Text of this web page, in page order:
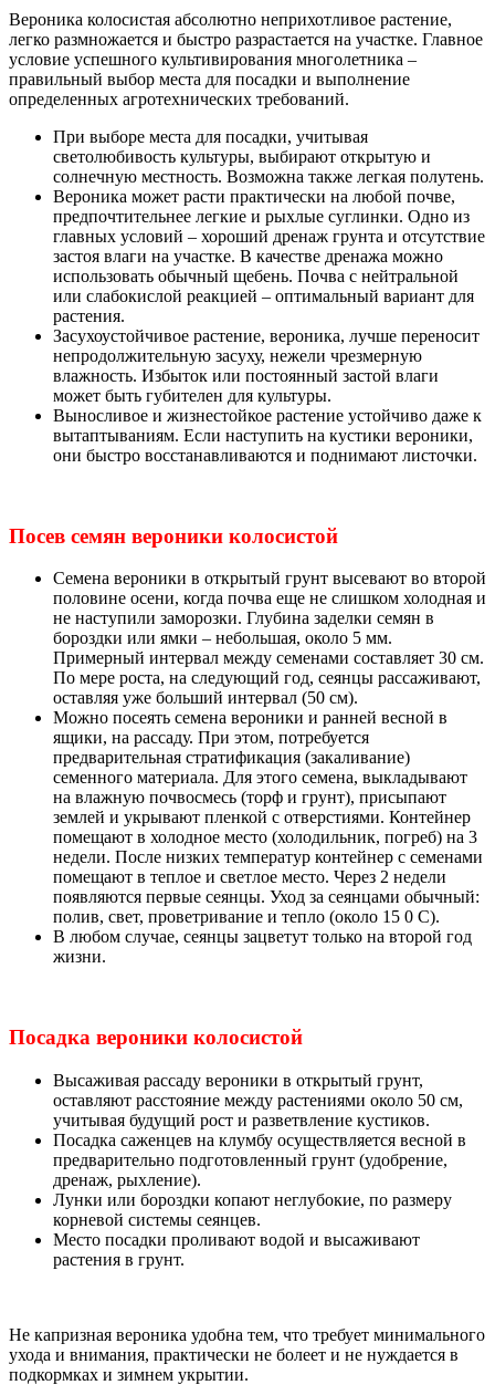
Вероника колосистая абсолютно неприхотливое растение,
легко размножается и быстро разрастается на участке. Главное
условие успешного культивирования многолетника –
правильный выбор места для посадки и выполнение
определенных агротехнических требований.
При выборе места для посадки, учитывая
светолюбивость культуры, выбирают открытую и
солнечную местность. Возможна также легкая полутень.
Вероника может расти практически на любой почве,
предпочтительнее легкие и рыхлые суглинки. Одно из
главных условий – хороший дренаж грунта и отсутствие
застоя влаги на участке. В качестве дренажа можно
использовать обычный щебень. Почва с нейтральной
или слабокислой реакцией – оптимальный вариант для
растения.
Засухоустойчивое растение, вероника, лучше переносит
непродолжительную засуху, нежели чрезмерную
влажность. Избыток или постоянный застой влаги
может быть губителен для культуры.
Выносливое и жизнестойкое растение устойчиво даже к
вытаптываниям. Если наступить на кустики вероники,
они быстро восстанавливаются и поднимают листочки.
Посев семян вероники колосистой
Семена вероники в открытый грунт высевают во второй
половине осени, когда почва еще не слишком холодная и
не наступили заморозки. Глубина заделки семян в
бороздки или ямки – небольшая, около 5 мм.
Примерный интервал между семенами составляет 30 см.
По мере роста, на следующий год, сеянцы рассаживают,
оставляя уже больший интервал (50 см).
Можно посеять семена вероники и ранней весной в
ящики, на рассаду. При этом, потребуется
предварительная стратификация (закаливание)
семенного материала. Для этого семена, выкладывают
на влажную почвосмесь (торф и грунт), присыпают
землей и укрывают пленкой с отверстиями. Контейнер
помещают в холодное место (холодильник, погреб) на 3
недели. После низких температур контейнер с семенами
помещают в теплое и светлое место. Через 2 недели
появляются первые сеянцы. Уход за сеянцами обычный:
полив, свет, проветривание и тепло (около 15 0 С).
В любом случае, сеянцы зацветут только на второй год
жизни.
Посадка вероники колосистой
Высаживая рассаду вероники в открытый грунт,
оставляют расстояние между растениями около 50 см,
учитывая будущий рост и разветвление кустиков.
Посадка саженцев на клумбу осуществляется весной в
предварительно подготовленный грунт (удобрение,
дренаж, рыхление).
Лунки или бороздки копают неглубокие, по размеру
корневой системы сеянцев.
Место посадки проливают водой и высаживают
растения в грунт.
Не капризная вероника удобна тем, что требует минимального
ухода и внимания, практически не болеет и не нуждается в
подкормках и зимнем укрытии.